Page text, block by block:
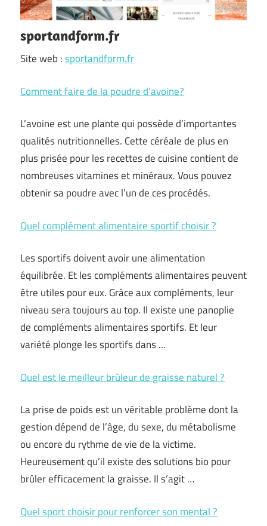
sportandform.fr
Site web :sportandform.fr
Comment faire de la poudre d’avoine?
L’avoine est une plante qui possède d’importantes
qualités nutritionnelles. Cette céréale de plus en
plus prisée pour les recettes de cuisine contient de
nombreuses vitamines et minéraux. Vous pouvez
obtenir sa poudre avec l’un de ces procédés.
Quel complément alimentaire sportif choisir ?
Les sportifs doivent avoir une alimentation
équilibrée. Et les compléments alimentaires peuvent
être utiles pour eux. Grâce aux compléments, leur
niveau sera toujours au top. Il existe une panoplie
de compléments alimentaires sportifs. Et leur
variété plonge les sportifs dans …
Quel est le meilleur brûleur de graisse naturel ?
La prise de poids est un véritable problème dont la
gestion dépend de l’âge, du sexe, du métabolisme
ou encore du rythme de vie de la victime.
Heureusement qu’il existe des solutions bio pour
brûler efficacement la graisse. Il s’agit …
Quel sport choisir pour renforcer son mental ?